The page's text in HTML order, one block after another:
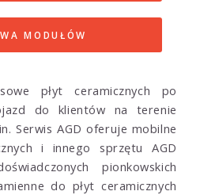
MODUŁÓW
płyt ceramicznych po
do klientów na terenie
Serwis AGD oferuje mobilne
i innego sprzętu AGD
pionkowskich
do płyt ceramicznych